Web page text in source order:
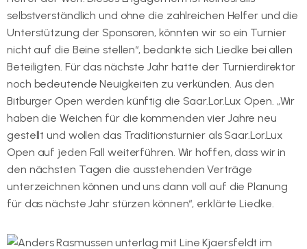
selbstverständlich und ohne die zahlreichen Helfer und die
Unterstützung der Sponsoren, könnten wir so ein Turnier
nicht auf die Beine stellen“, bedankte sich Liedke bei allen
Beteiligten. Für das nächste Jahr hatte der Turnierdirektor
noch bedeutende Neuigkeiten zu verkünden. Aus den
Bitburger Open werden künftig die Saar.Lor.Lux Open. „Wir
haben die Weichen für die kommenden vier Jahre neu
gestellt und wollen das Traditionsturnier als Saar.Lor.Lux
Open auf jeden Fall weiterführen. Wir hoffen, dass wir in
den nächsten Tagen die ausstehenden Verträge
unterzeichnen können und uns dann voll auf die Planung
für das nächste Jahr stürzen können“, erklärte Liedke.